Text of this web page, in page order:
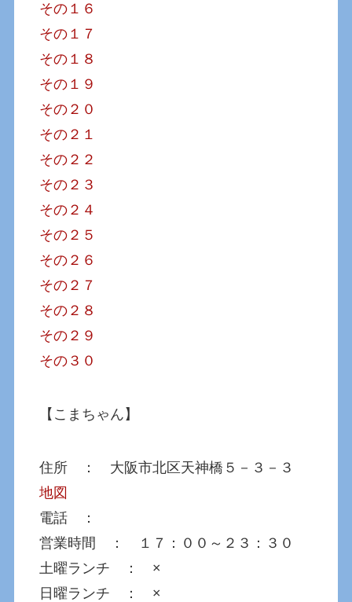
その１６
その１７
その１８
その１９
その２０
その２１
その２２
その２３
その２４
その２５
その２６
その２７
その２８
その２９
その３０
【こまちゃん】
住所 ： 大阪市北区天神橋５－３－３
地図
電話 ：
営業時間 ： １７：００～２３：３０
土曜ランチ ： ×
日曜ランチ ： ×